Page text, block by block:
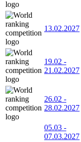
13.02.2027
19.02 -
21.02.2027
26.02 -
28.02.2027
05.03 -
07.03.2027